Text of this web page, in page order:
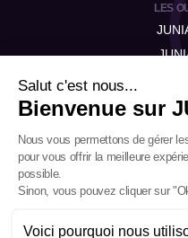
Salut c'est nous...
Bienvenue sur
Nous vous permettons de gérer
pour vous offrir la meilleure
possible.
Sinon, vous pouvez cliquer sur
Voici pourquoi nous
LES